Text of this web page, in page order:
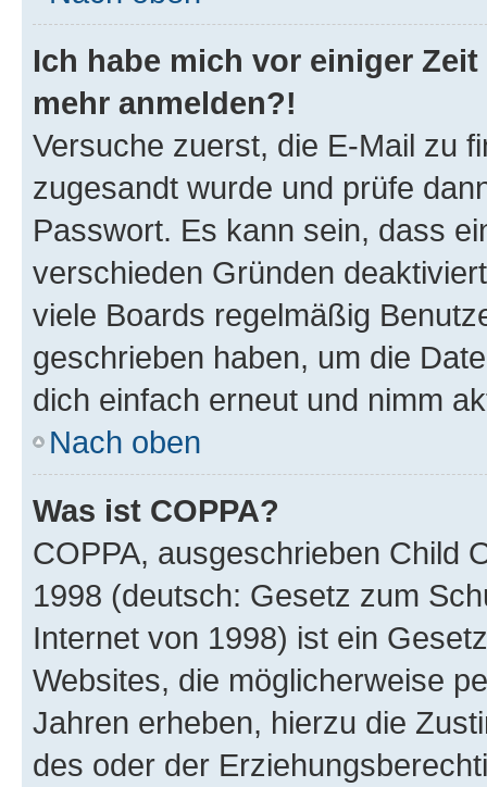
Ich habe mich vor einiger
mehr anmelden?!
Versuche zuerst, die E-Mail zu
zugesandt wurde und prüfe
Passwort. Es kann sein, dass
verschieden Gründen
viele Boards regelmäßig
geschrieben haben, um die
dich einfach erneut und nimm
Nach oben
Was ist COPPA?
COPPA, ausgeschrieben Child
1998 (deutsch: Gesetz zum
Internet von 1998) ist ein
Websites, die möglicherweise
Jahren erheben, hierzu die
des oder der